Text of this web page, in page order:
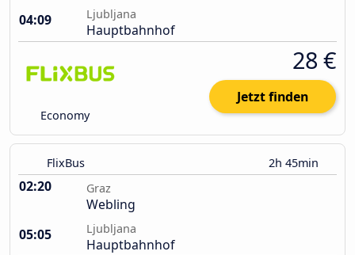
04:09
Ljubljana
Hauptbahnhof
Economy
28 €
Jetzt finden
FlixBus 2h 45min
02:20 Graz
Webling
05:05
Ljubljana
Hauptbahnhof